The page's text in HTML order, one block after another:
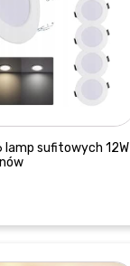
lamp sufitowych 12W